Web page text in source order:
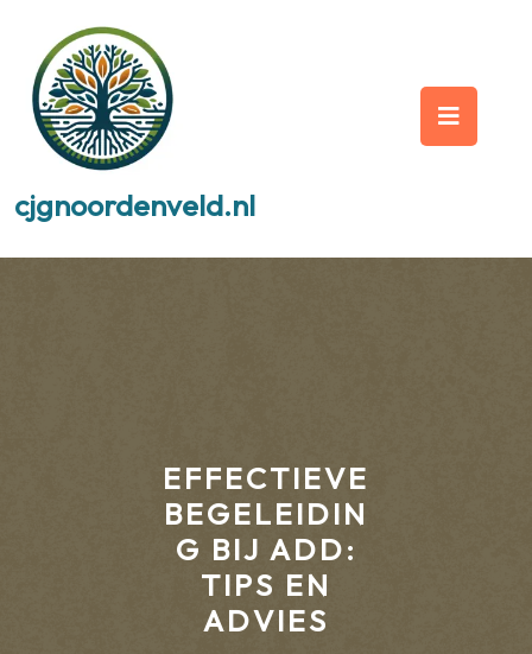
content
cjgnoordenveld.nl
EFFECTIEVE
BEGELEIDIN
G BIJ ADD:
TIPS EN
ADVIES